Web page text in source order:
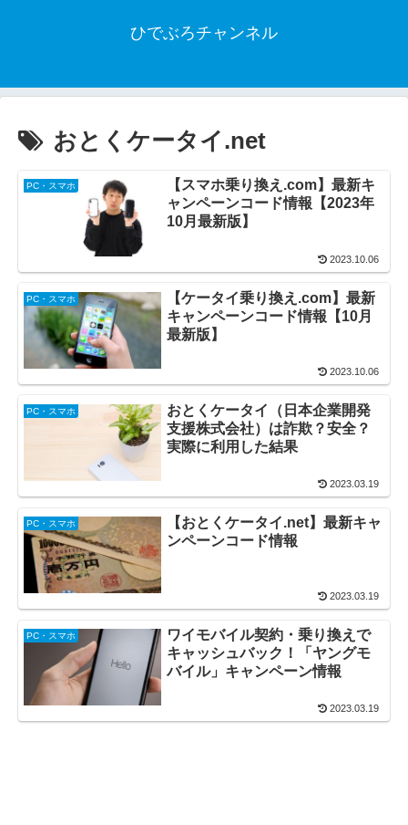
ひでぶろチャンネル
おとくケータイ.net
PC・スマホ
【スマホ乗り換え.com】最新キ
ャンペーンコード情報【2023年
10月最新版】
2023.10.06
PC・スマホ
【ケータイ乗り換え.com】最新
キャンペーンコード情報【10月
最新版】
2023.10.06
PC・スマホ
おとくケータイ（日本企業開発
支援株式会社）は詐欺？安全？
実際に利用した結果
2023.03.19
PC・スマホ
【おとくケータイ.net】最新キャ
ンペーンコード情報
2023.03.19
PC・スマホ
ワイモバイル契約・乗り換えで
キャッシュバック！「ヤングモ
バイル」キャンペーン情報
2023.03.19